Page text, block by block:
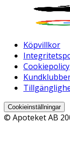
Köpvillkor
Cookiepolicy
Cookieinställningar
© Apoteket AB